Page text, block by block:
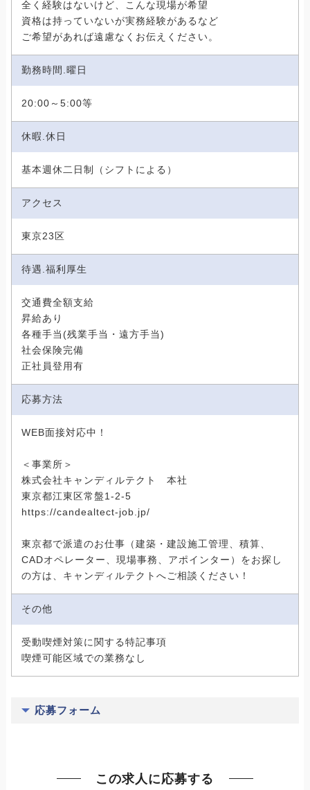
全く経験はないけど、こんな現場が希望
資格は持っていないが実務経験があるなど
ご希望があれば遠慮なくお伝えください。
勤務時間.曜日
20:00～5:00等
休暇.休日
基本週休二日制（シフトによる）
アクセス
東京23区
待遇.福利厚生
交通費全額支給
昇給あり
各種手当(残業手当・遠方手当)
社会保険完備
正社員登用有
応募方法
WEB面接対応中！
＜事業所＞
株式会社キャンディルテクト 本社
東京都江東区常盤1-2-5
https://candealtect-job.jp/
東京都で派遣のお仕事（建築・建設施工管理、積算、
CADオペレーター、現場事務、アポインター）をお探し
の方は、キャンディルテクトへご相談ください！
その他
受動喫煙対策に関する特記事項
喫煙可能区域での業務なし
応募フォーム
この求人に応募する